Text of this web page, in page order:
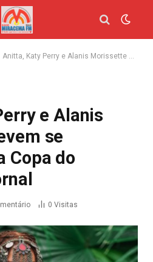
Anitta, Katy Perry e Alanis Morissette devem se apresentar na Copa do Mundo, diz jornal
e Alanis
se
Copa do
0 Visitas